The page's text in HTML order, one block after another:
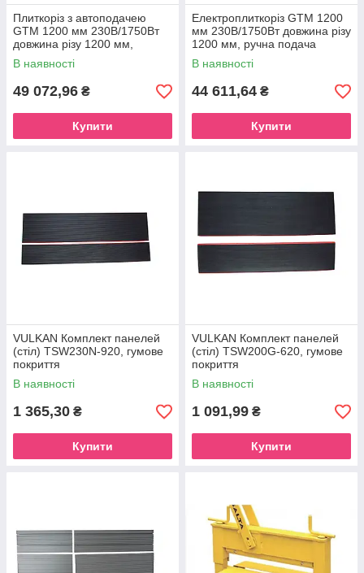
Плиткоріз з автоподачею
GTM 1200 мм 230В/1750Вт
довжина різу 1200 мм,
автоматична подача
В наявності
49 072,96 ₴
Купити
Електроплиткоріз GTM 1200
мм 230В/1750Вт довжина різу
1200 мм, ручна подача
В наявності
44 611,64 ₴
Купити
VULKAN Комплект панелей
(стіл) TSW230N-920, гумове
покриття
В наявності
1 365,30 ₴
Купити
VULKAN Комплект панелей
(стіл) TSW200G-620, гумове
покриття
В наявності
1 091,99 ₴
Купити